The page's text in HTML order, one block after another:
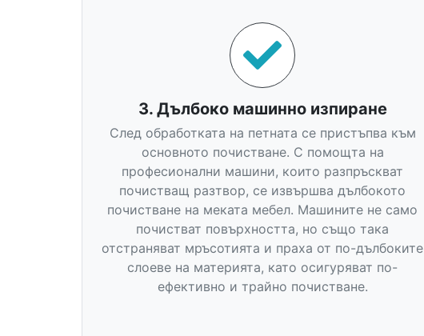
3. Дълбоко машинно изпиране
След обработката на петната се пристъпва към
основното почистване. С помощта на
професионални машини, които разпръскват
почистващ разтвор, се извършва дълбокото
почистване на меката мебел. Машините не само
почистват повърхността, но също така
отстраняват мръсотията и праха от по-дълбоките
слоеве на материята, като осигуряват по-
ефективно и трайно почистване.